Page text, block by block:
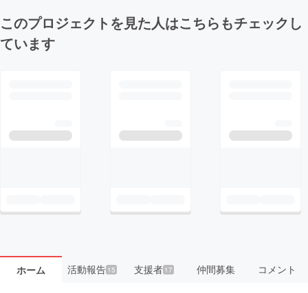
このプロジェクトを見た人はこちらもチェックし
ています
ホーム 活動報告15 支援者 17 仲間募集 コメント